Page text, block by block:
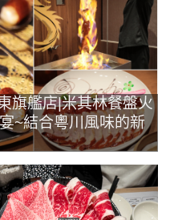
旗艦店|米其林餐盤火
~結合粵川風味的新